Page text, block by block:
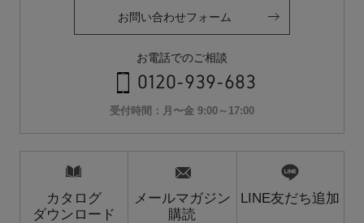
お問い合わせフォーム
お電話でのご相談
0120-939-683
受付時間：月〜金 9:00～17:00
カタログ
ダウンロード
メールマガジン
購読
LINE友だち追加